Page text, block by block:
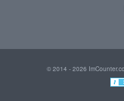
© 2014 - 2026